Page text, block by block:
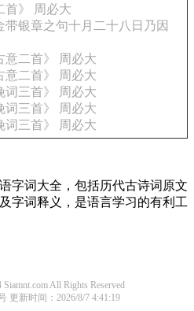
首》 周必大
带银章之句十月二十八日乃因
意二首》 周必大
意二首》 周必大
词三首》 周必大
词三首》 周必大
词三首》 周必大
字词大全，包括历代古诗词原文
字词释义，是语言学习的有利工
All Rights Reserved
更新时间：2026/8/7 4:41:19